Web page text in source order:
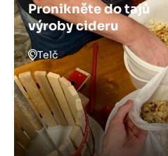
Pronikněte do tajů
výroby cideru
Telč